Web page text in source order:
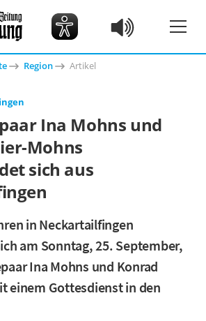
Region Artikel
Ina Mohns und
Mohns
sich aus
in Neckartailfingen
am Sonntag, 25. September,
Ina Mohns und Konrad
einem Gottesdienst in den